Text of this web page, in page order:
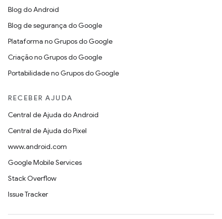
Blog do Android
Blog de segurança do Google
Plataforma no Grupos do Google
Criação no Grupos do Google
Portabilidade no Grupos do Google
RECEBER AJUDA
Central de Ajuda do Android
Central de Ajuda do Pixel
www.android.com
Google Mobile Services
Stack Overflow
Issue Tracker